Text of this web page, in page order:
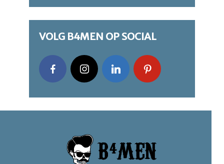
VOLG B4MEN OP SOCIAL